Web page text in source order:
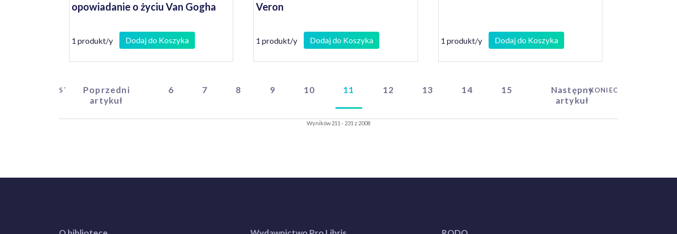
opowiadanie o życiu Van Gogha
1 produkt/y Dodaj do Koszyka
Veron
1 produkt/y Dodaj do Koszyka 1 produkt/y Dodaj do Koszyka
START Poprzedni
artykuł
6 7 8 9 10 11 12 13 14 15
Następny
artykuł
KONIEC
Wyników 211 - 231 z 2008